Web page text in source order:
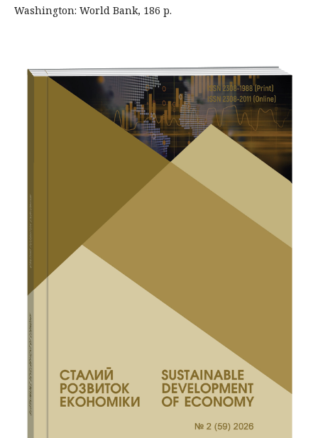
Washington: World Bank, 186 p.